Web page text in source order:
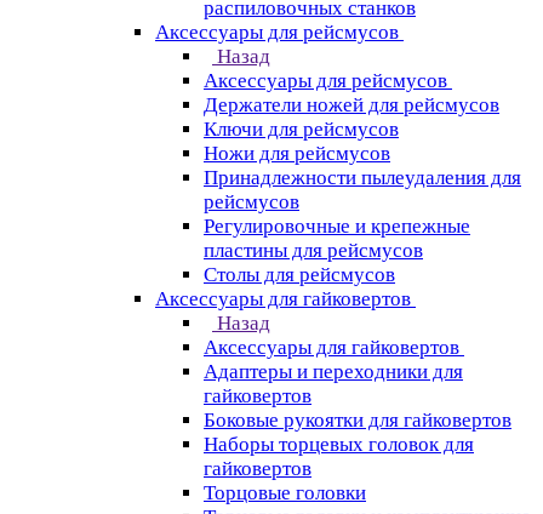
распиловочных станков
Аксессуары для рейсмусов
Назад
Аксессуары для рейсмусов
Держатели ножей для рейсмусов
Ключи для рейсмусов
Ножи для рейсмусов
Принадлежности пылеудаления для
рейсмусов
Регулировочные и крепежные
пластины для рейсмусов
Столы для рейсмусов
Аксессуары для гайковертов
Назад
Аксессуары для гайковертов
Адаптеры и переходники для
гайковертов
Боковые рукоятки для гайковертов
Наборы торцевых головок для
гайковертов
Торцовые головки